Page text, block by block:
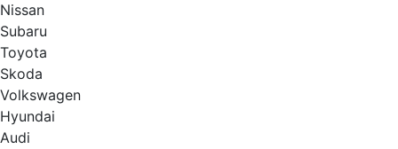
Nissan
Subaru
Toyota
Skoda
Volkswagen
Hyundai
Audi